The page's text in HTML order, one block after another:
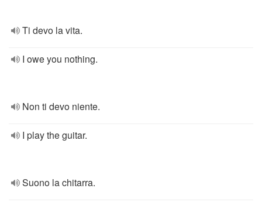
Ti devo la vita.
I owe you nothing.
Non ti devo niente.
I play the guitar.
Suono la chitarra.